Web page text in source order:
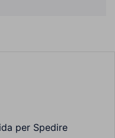
per Spedire